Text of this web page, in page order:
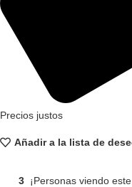
Precios justos
Añadir a la lista de
3 ¡Personas viendo